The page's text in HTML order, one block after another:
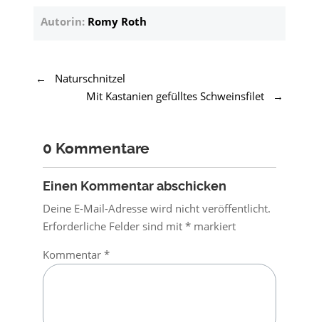
Autorin: Romy Roth
←
Naturschnitzel
Mit Kastanien gefülltes Schweinsfilet
→
0 Kommentare
Einen Kommentar abschicken
Deine E-Mail-Adresse wird nicht veröffentlicht.
Erforderliche Felder sind mit *markiert
Kommentar *